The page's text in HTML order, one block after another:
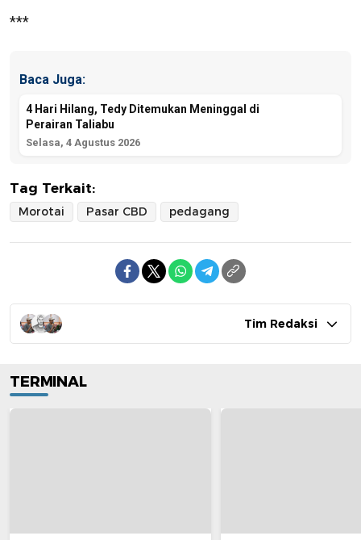
***
Baca Juga:
4 Hari Hilang, Tedy Ditemukan Meninggal di
Perairan Taliabu
Selasa, 4 Agustus 2026
Tag Terkait:
Morotai Pasar CBD pedagang
Tim Redaksi
TERMINAL